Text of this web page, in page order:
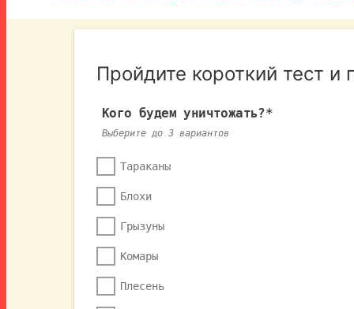
Пройдите короткий тест и
Кого будем уничтожать?*
Выберите до 3 вариантов
Тараканы
Блохи
Грызуны
Комары
Плесень